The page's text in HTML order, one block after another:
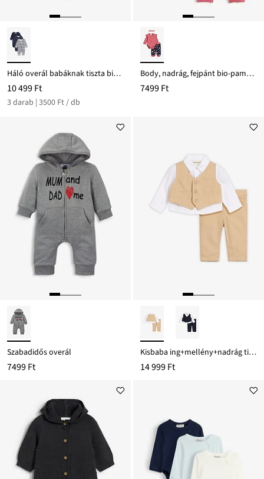
Háló overál babáknak tiszta bio-pamutból (3 db-os csomag)
10 499 Ft
3 darab | 3500 Ft / db
Body, nadrág, fejpánt bio-pamutból (3-részes szett)
7499 Ft
Szabadidős overál
7499 Ft
Kisbaba ing+mellény+nadrág tiszta pamutból (3-részes szett)
14 999 Ft